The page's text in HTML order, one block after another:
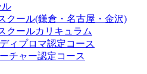
クール(鎌倉・名古屋・金沢)
クールカリキュラム
ィプロマ認定コース
チャー認定コース